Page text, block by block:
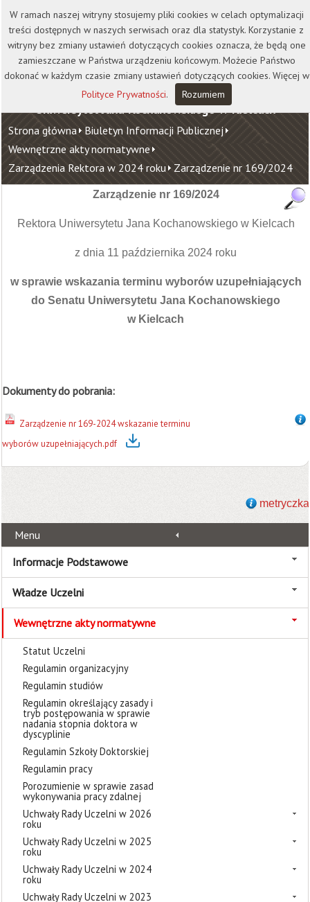
Kontakt Biblioteka
Wydawnictwo
Wirtualna Uczelnia
Uniwersytet Jana Kochanowskiego w Kielcach
Strona główna Biuletyn Informacji Publicznej
Wewnętrzne akty normatywne
Zarządzenia Rektora w 2024 roku Zarządzenie nr 169/2024
Zarządzenie nr 169/2024
Rektora Uniwersytetu Jana Kochanowskiego w Kielcach
z dnia 11 października 2024 roku
w sprawie wskazania terminu wyborów uzupełniających
do Senatu Uniwersytetu Jana Kochanowskiego
w Kielcach
Dokumenty do pobrania:
Zarządzenie nr 169-2024 wskazanie terminu
wyborów uzupełniających.pdf
metryczka
Menu
Informacje Podstawowe
Władze Uczelni
Wewnętrzne akty normatywne
Statut Uczelni
Regulamin organizacyjny
Regulamin studiów
Regulamin określający zasady i
tryb postępowania w sprawie
nadania stopnia doktora w
dyscyplinie
Regulamin Szkoły Doktorskiej
Regulamin pracy
Porozumienie w sprawie zasad
wykonywania pracy zdalnej
Uchwały Rady Uczelni w 2026
roku
Uchwały Rady Uczelni w 2025
roku
Uchwały Rady Uczelni w 2024
roku
Uchwały Rady Uczelni w 2023
W ramach naszej witryny stosujemy pliki cookies w celach optymalizacji
treści dostępnych w naszych serwisach oraz dla statystyk. Korzystanie z
witryny bez zmiany ustawień dotyczących cookies oznacza, że będą one
zamieszczane w Państwa urządzeniu końcowym. Możecie Państwo
dokonać w każdym czasie zmiany ustawień dotyczących cookies. Więcej w
Polityce Prywatności. Rozumiem